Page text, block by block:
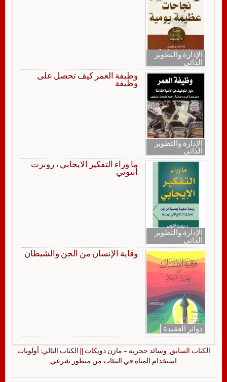
الإدارة والتطوير
الذاتي
الإدارة والتطوير
الذاتي
وظيفة العمر كيف تحصل على
وظيفة
الإدارة والتطوير
الذاتي
ما وراء التفكير الايجابي ، روبرت
أنتوني
دوائر العقيدة
وقاية الإنسان من الجن والشيطان
الكتاب السابق: وسائد حجرية – مازن دويكات || الكتاب التالي: أولويات
استخدام المياه في البيئات من منظور شرعي